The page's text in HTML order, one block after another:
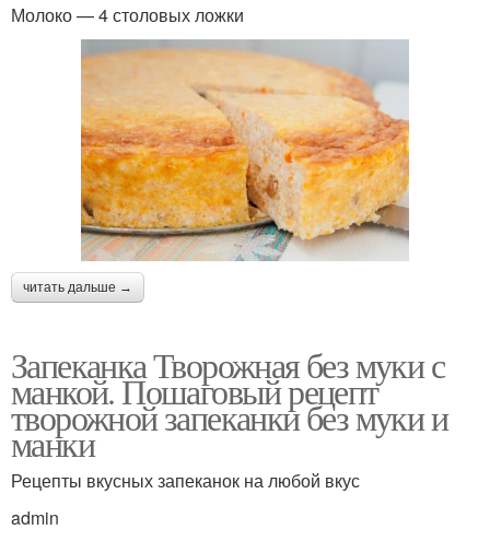
Молоко — 4 столовых ложки
читать дальше →
Запеканка Творожная без муки с
манкой. Пошаговый рецепт
творожной запеканки без муки и
манки
Рецепты вкусных запеканок на любой вкус
admin